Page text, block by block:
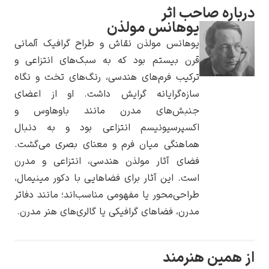
یوهانس فرمیر
پرفروش‌ترین
صاحب اثر
یوهانس مولذن
یوهانس مولذن نقاش و طراح گرافیک آلمانی
قرن بیستم بود که به سبک‌های انتزاعی و
ترکیب فرم‌های هندسی، رنگ‌های تخت و نگاه
سازه‌گرایانه گرایش داشت. او از اعضای
جنبش‌های مدرن مانند باوهاوس و
اکسپرسیونیسم انتزاعی بود و به دنبال
هماهنگی میان فرم و معنای بصری می‌گشت.
فضای آثار مولذن هندسی، انتزاعی و مدرن
است. این آثار برای فضاهایی با دکور مینیمال،
طراحی‌محور یا مفهومی مناسب‌اند؛ مانند دفاتر
مدرن، فضاهای گرافیکی یا گالری‌های هنر مدرن.
هنرمند